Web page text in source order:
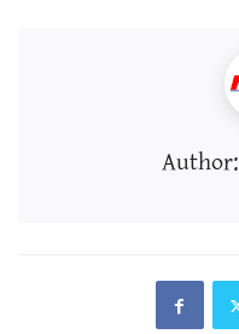
Author: